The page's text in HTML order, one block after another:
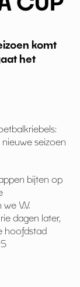
komt
het
seizoen
bijten op
V.V.
dagen later,
hoofdstad